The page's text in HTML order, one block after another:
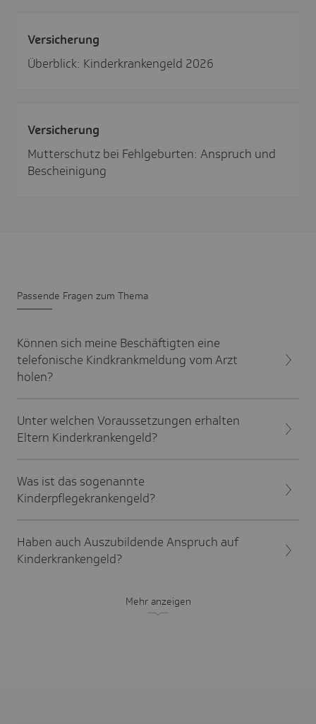
Versi­che­rung
Überblick: Kinderkrankengeld 2026
Versi­che­rung
Mutterschutz bei Fehlgeburten: Anspruch und
Bescheinigung
Passende Fragen zum Thema
Können sich meine Beschäftigten eine
telefonische Kindkrankmeldung vom Arzt
holen?
Unter welchen Voraussetzungen erhalten
Eltern Kinderkrankengeld?
Was ist das sogenannte
Kinderpflegekrankengeld?
Haben auch Auszubildende Anspruch auf
Kinderkrankengeld?
Mehr anzeigen